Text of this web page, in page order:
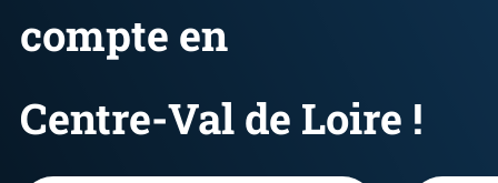
compte en
Centre-Val de Loire !